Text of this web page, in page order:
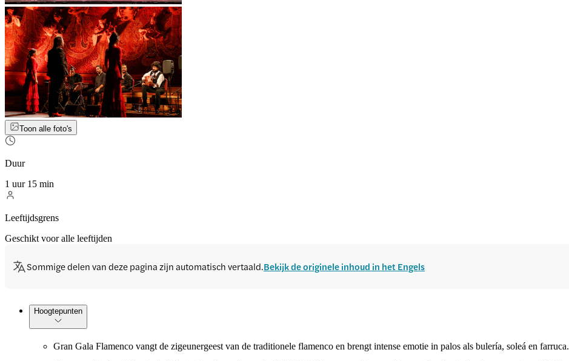
Toon alle foto's
Duur
1 uur 15 min
Leeftijdsgrens
Geschikt voor alle leeftijden
Sommige delen van deze pagina zijn automatisch vertaald.Bekijk de originele inhoud in het Engels
Hoogtepunten
Gran Gala Flamenco vangt de zigeunergeest van de traditionele flamenco en brengt intense emotie in palos als bulería, soleá en farruca.